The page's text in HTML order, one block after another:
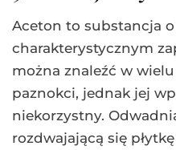
Aceton to substancja
charakterystycznym
można znaleźć w
paznokci, jednak jej
niekorzystny.
rozdwajającą się